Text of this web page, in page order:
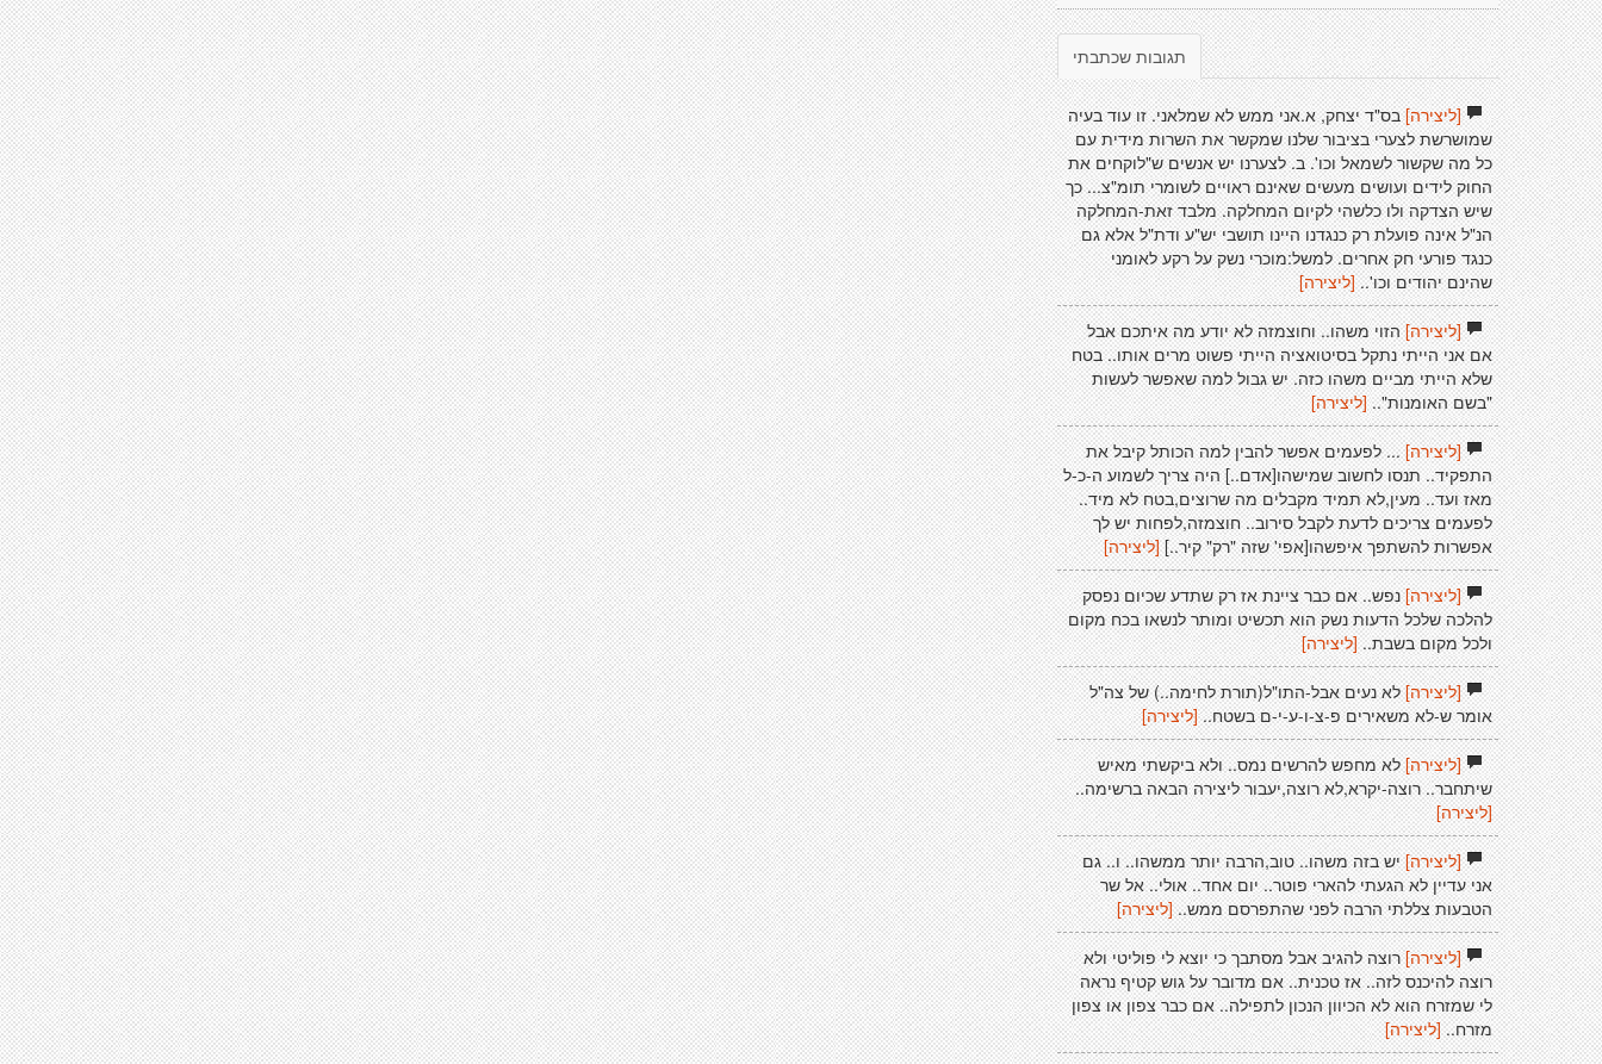
תגובות שכתבתי
[ליצירה]בס"ד יצחק, א.אני ממש לא שמלאני. זו עוד בעיה
שמושרשת לצערי בציבור שלנו שמקשר את השרות מידית עם
כל מה שקשור לשמאל וכו'. ב. לצערנו יש אנשים ש"לוקחים את
החוק לידים ועושים מעשים שאינם ראויים לשומרי תומ"צ... כך
שיש הצדקה ולו כלשהי לקיום המחלקה. מלבד זאת-המחלקה
הנ"ל אינה פועלת רק כנגדנו היינו תושבי יש"ע ודת"ל אלא גם
כנגד פורעי חק אחרים. למשל:מוכרי נשק על רקע לאומני
שהינם יהודים וכו'.. [ליצירה]
[ליצירה]הזוי משהו.. וחוצמזה לא יודע מה איתכם אבל
אם אני הייתי נתקל בסיטואציה הייתי פשוט מרים אותו.. בטח
שלא הייתי מביים משהו כזה. יש גבול למה שאפשר לעשות
"בשם האומנות".. [ליצירה]
[ליצירה]... לפעמים אפשר להבין למה הכותל קיבל את
התפקיד.. תנסו לחשוב שמישהו[אדם..] היה צריך לשמוע ה-כ-ל
מאז ועד.. מעין,לא תמיד מקבלים מה שרוצים,בטח לא מיד..
לפעמים צריכים לדעת לקבל סירוב.. חוצמזה,לפחות יש לך
אפשרות להשתפך איפשהו[אפי' שזה "רק" קיר..] [ליצירה]
[ליצירה]נפש.. אם כבר ציינת אז רק שתדע שכיום נפסק
להלכה שלכל הדעות נשק הוא תכשיט ומותר לנשאו בכח מקום
ולכל מקום בשבת.. [ליצירה]
[ליצירה]לא נעים אבל-התו"ל(תורת לחימה..) של צה"ל
אומר ש-לא משאירים פ-צ-ו-ע-י-ם בשטח.. [ליצירה]
[ליצירה]לא מחפש להרשים נמס.. ולא ביקשתי מאיש
שיתחבר.. רוצה-יקרא,לא רוצה,יעבור ליצירה הבאה ברשימה..
[ליצירה]
[ליצירה]יש בזה משהו.. טוב,הרבה יותר ממשהו.. ו.. גם
אני עדיין לא הגעתי להארי פוטר.. יום אחד.. אולי.. אל שר
הטבעות צללתי הרבה לפני שהתפרסם ממש.. [ליצירה]
[ליצירה]רוצה להגיב אבל מסתבך כי יוצא לי פוליטי ולא
רוצה להיכנס לזה.. אז טכנית.. אם מדובר על גוש קטיף נראה
לי שמזרח הוא לא הכיוון הנכון לתפילה.. אם כבר צפון או צפון
מזרח.. [ליצירה]